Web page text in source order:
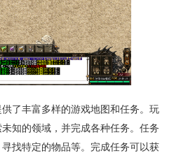
了丰富多样的游戏地图和任务。玩
知的领域，并完成各种任务。任务
找特定的物品等。完成任务可以获